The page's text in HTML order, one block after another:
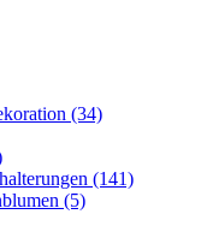
(34)
(141)
(5)